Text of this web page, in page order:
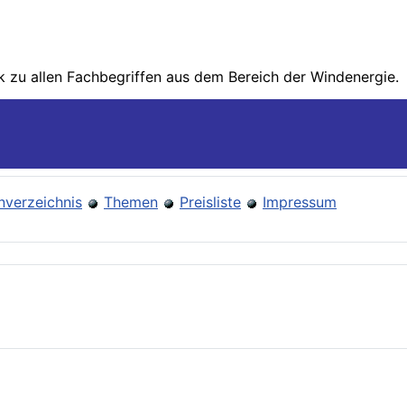
allen Fachbegriffen aus dem Bereich der Wind­energie.
Themen Preisliste Impressum